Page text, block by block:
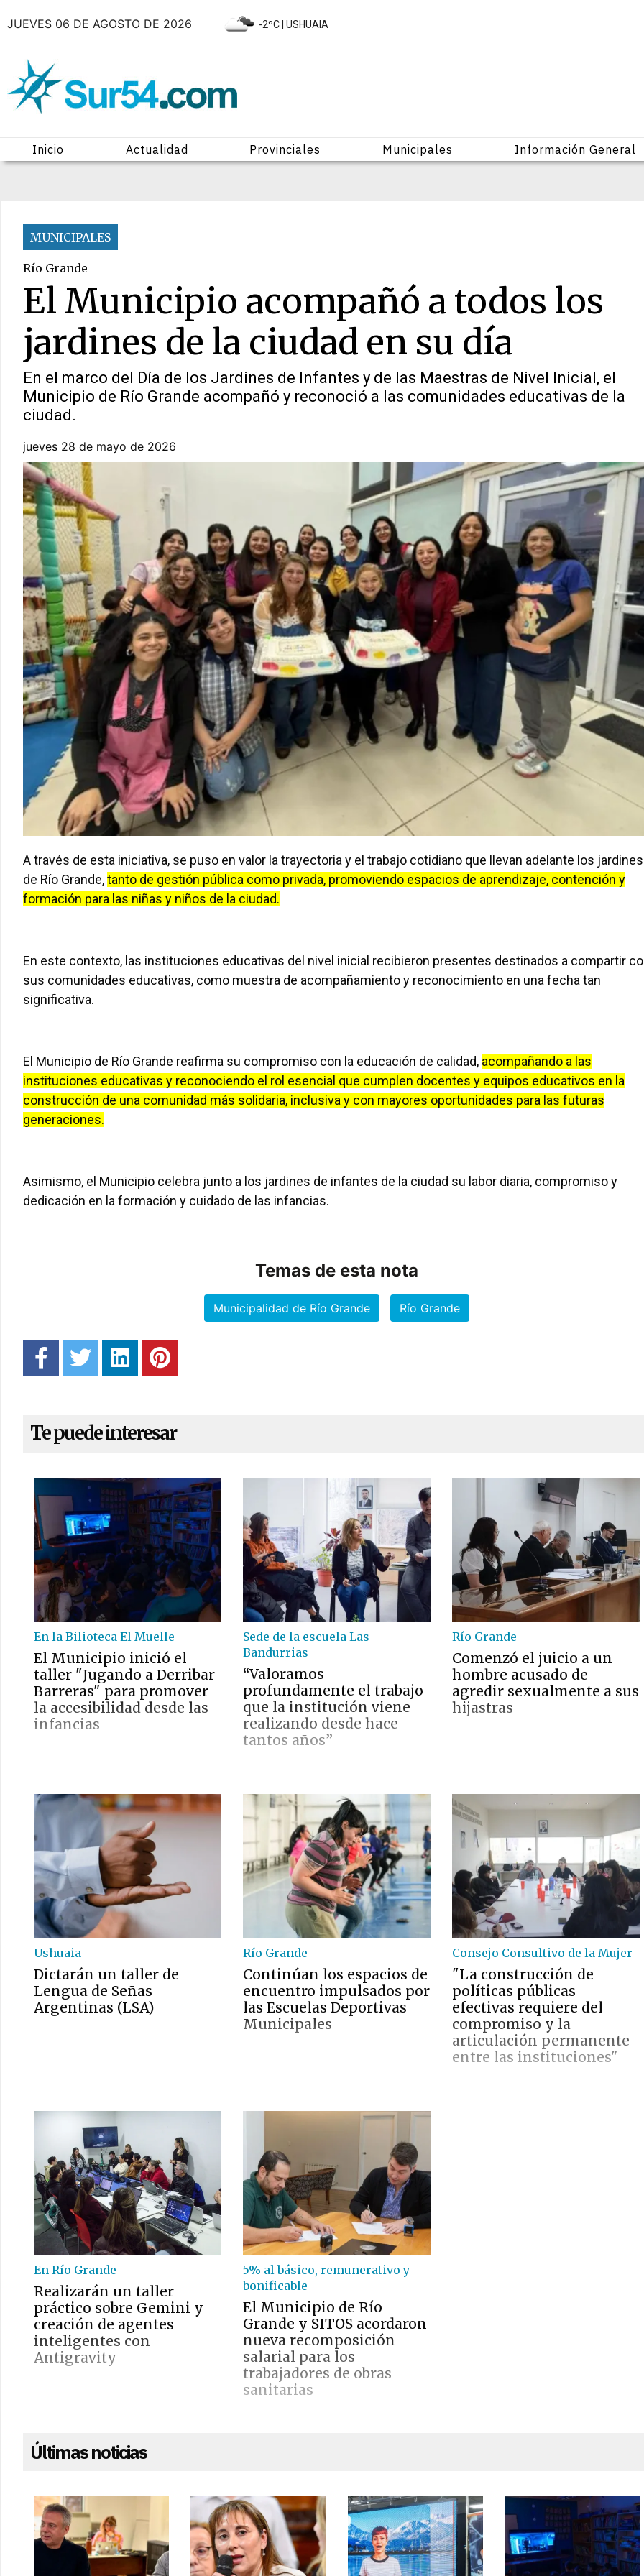
JUEVES 06 DE AGOSTO DE 2026 -2ºC | USHUAIA
Inicio Actualidad Provinciales Municipales Información General
MUNICIPALES
Río Grande
El Municipio acompañó a todos los
jardines de la ciudad en su día
En el marco del Día de los Jardines de Infantes y de las Maestras de Nivel Inicial, el
Municipio de Río Grande acompañó y reconoció a las comunidades educativas de la
ciudad.
jueves 28 de mayo de 2026
A través de esta iniciativa, se puso en valor la trayectoria y el trabajo cotidiano que llevan adelante los jardines
de Río Grande,tanto de gestión pública como privada, promoviendo espacios de aprendizaje, contención y
formación para las niñas y niños de la ciudad.
En este contexto, las instituciones educativas del nivel inicial recibieron presentes destinados a compartir
sus comunidades educativas, como muestra de acompañamiento y reconocimiento en una fecha tan
significativa.
El Municipio de Río Grande reafirma su compromiso con la educación de calidad, acompañando a las
instituciones educativas y reconociendo el rol esencial que cumplen docentes y equipos educativos en la
construcción de una comunidad más solidaria, inclusiva y con mayores oportunidades para las futuras
generaciones.
Asimismo, el Municipio celebra junto a los jardines de infantes de la ciudad su labor diaria, compromiso y
dedicación en la formación y cuidado de las infancias.
Temas de esta nota
Municipalidad de Río Grande Río Grande
Te puede interesar
En la Bilioteca El Muelle
El Municipio inició el
taller "Jugando a Derribar
Barreras" para promover
la accesibilidad desde las
infancias
Sede de la escuela Las
Bandurrias
“Valoramos
profundamente el trabajo
que la institución viene
realizando desde hace
tantos años”
Río Grande
Comenzó el juicio a un
hombre acusado de
agredir sexualmente a sus
hijastras
Ushuaia
Dictarán un taller de
Lengua de Señas
Argentinas (LSA)
Río Grande
Continúan los espacios de
encuentro impulsados por
las Escuelas Deportivas
Municipales
Consejo Consultivo de la Mujer
"La construcción de
políticas públicas
efectivas requiere del
compromiso y la
articulación permanente
entre las instituciones"
En Río Grande
Realizarán un taller
práctico sobre Gemini y
creación de agentes
inteligentes con
Antigravity
5% al básico, remunerativo y
bonificable
El Municipio de Río
Grande y SITOS acordaron
nueva recomposición
salarial para los
trabajadores de obras
sanitarias
Últimas noticias